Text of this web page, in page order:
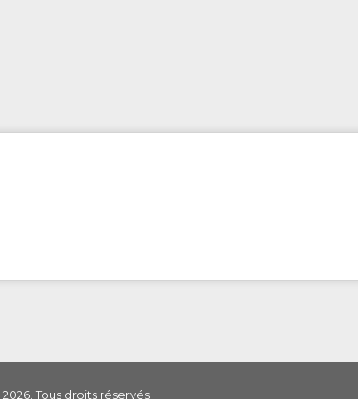
2026. Tous droits réservés